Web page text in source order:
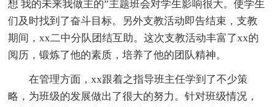
想 我的未来我做主的”主题班会对学生影响很大。使学生
们及时找到了奋斗目标。另外支教活动即告结束，支教
期间，xx二中分队团结互助。这次支教活动丰富了xx的
阅历，锻炼了他的素质，培养了他的团队精神。
在管理方面，xx跟着之指导班主任学到了不少策
略，为班级的发展做出了很大的努力。针对班级情况，